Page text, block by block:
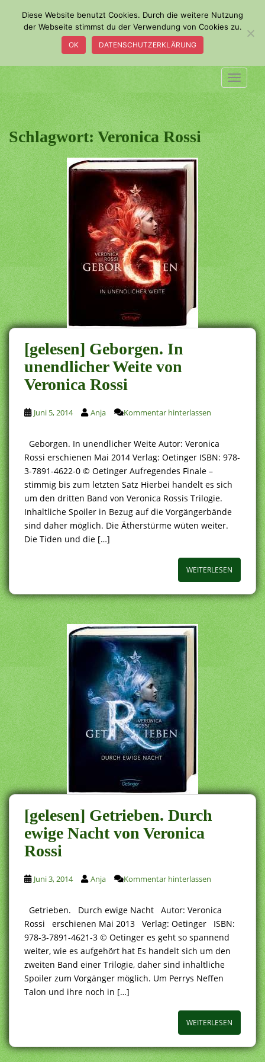
a
i
n
c
o
n
t
e
n
t
Schlagwort:Veronica Rossi
[gelesen] Geborgen. In
unendlicher Weite von
Veronica Rossi
Juni 5, 2014 Anja Kommentar hinterlassen
Geborgen. In unendlicher Weite Autor: Veronica
Rossi erschienen Mai 2014 Verlag: Oetinger ISBN: 978-
3-7891-4622-0 © Oetinger Aufregendes Finale –
stimmig bis zum letzten Satz Hierbei handelt es sich
um den dritten Band von Veronica Rossis Trilogie.
Inhaltliche Spoiler in Bezug auf die Vorgängerbände
sind daher möglich. Die Ätherstürme wüten weiter.
Die Tiden und die […]
WEITERLESEN
[gelesen] Getrieben. Durch
ewige Nacht von Veronica
Rossi
Juni 3, 2014 Anja Kommentar hinterlassen
Getrieben. Durch ewige Nacht Autor: Veronica
Rossi erschienen Mai 2013 Verlag: Oetinger ISBN:
978-3-7891-4621-3 © Oetinger es geht so spannend
weiter, wie es aufgehört hat Es handelt sich um den
zweiten Band einer Trilogie, daher sind inhaltliche
Spoiler zum Vorgänger möglich. Um Perrys Neffen
Talon und ihre noch in […]
WEITERLESEN
Diese Website benutzt Cookies. Durch die weitere Nutzung
der Webseite stimmst du der Verwendung von Cookies zu.
OK DATENSCHUTZERKLÄRUNG